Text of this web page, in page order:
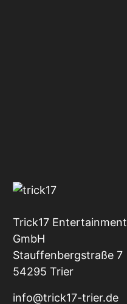
Trick17 Entertainment
GmbH
Stauffenbergstraße 7
54295 Trier
info@trick17-trier.de